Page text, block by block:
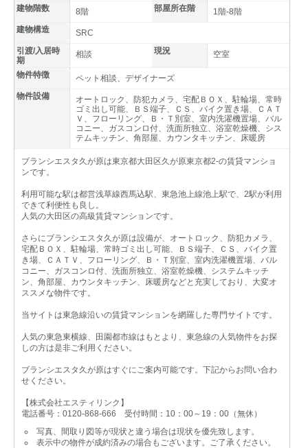
建物階数
8階 部屋所在階
1階-8階
建物構造
SRC
引渡/入居時
期
相談 現況 空室
物件特徴
ペット相談、デザイナーズ
物件設備
オートロック、防犯カメラ、宅配ＢＯＸ、駐輪場、常時
ゴミ出し可能、ＢＳ端子、ＣＳ、バイク置き場、ＣＡＴ
Ｖ、フローリング、Ｂ・Ｔ別室、室内洗濯機置場、バル
コニー、ガスコンロ付、洗面所独立、浴室乾燥機、シス
テムキッチン、角部屋、カウンタキッチン、床暖房
ブランシエスタ久が原は東京都大田区久が原東京都2-の賃貸マンショ
ンです。
利用可能な駅は都営浅草線西馬込駅、東急池上線池上駅で、2駅が利用
できて利便性も良し。
人気の大田区の高級賃貸マンションです。
さらにブランシエスタ久が原は設備が、オートロック、防犯カメラ、
宅配ＢＯＸ、駐輪場、常時ゴミ出し可能、ＢＳ端子、ＣＳ、バイク置
き場、ＣＡＴＶ、フローリング、Ｂ・Ｔ別室、室内洗濯機置場、バル
コニー、ガスコンロ付、洗面所独立、浴室乾燥機、システムキッチ
ン、角部屋、カウンタキッチン、床暖房などと充実しており、大変オ
ススメな物件です。
当サイトは東急線沿いの賃貸マンションを網羅した専門サイトです。
人気の東急東横線、田園都市線はもとより、東急線の人気物件をお探
しの方は是非ご利用ください。
ブランシエスタ久が原はすぐにご案内可能です。下記からお問い合わ
せください。
【株式会社エスティリンク】
電話番号：0120-868-666 受付時間：10：00～19：00（無休）
写真、間取り図等が現状と違う場合は現状を優先致します。
表示中の物件が成約済みの場合もございます。ご了承ください。